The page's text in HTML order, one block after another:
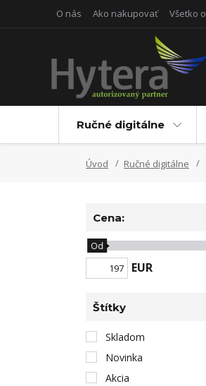
O nás Ako nakupovať Všetko
Ručné digitálne
Úvod Ručné digitálne
Cena:
EUR
Od
Štítky
Skladom
Novinka
Akcia